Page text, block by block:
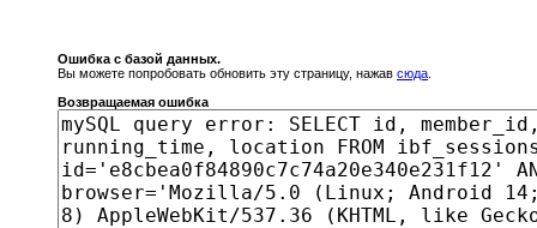
Ошибка с базой данных.
Вы можете попробовать обновить эту страницу, нажав сюда
Возвращаемая ошибка